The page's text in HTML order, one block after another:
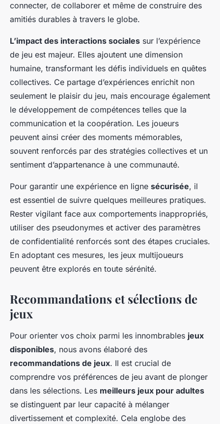
connecter, de collaborer et même de construire des
amitiés durables à travers le globe.
L’impact des interactions sociales sur l’expérience
de jeu est majeur. Elles ajoutent une dimension
humaine, transformant les défis individuels en quêtes
collectives. Ce partage d’expériences enrichit non
seulement le plaisir du jeu, mais encourage également
le développement de compétences telles que la
communication et la coopération. Les joueurs
peuvent ainsi créer des moments mémorables,
souvent renforcés par des stratégies collectives et un
sentiment d’appartenance à une communauté.
Pour garantir une expérience en ligne sécurisée, il
est essentiel de suivre quelques meilleures pratiques.
Rester vigilant face aux comportements inappropriés,
utiliser des pseudonymes et activer des paramètres
de confidentialité renforcés sont des étapes cruciales.
En adoptant ces mesures, les jeux multijoueurs
peuvent être explorés en toute sérénité.
Recommandations et sélections de
jeux
Pour orienter vos choix parmi les innombrables jeux
disponibles, nous avons élaboré des
recommandations de jeux. Il est crucial de
comprendre vos préférences de jeu avant de plonger
dans les sélections. Les meilleurs jeux pour adultes
se distinguent par leur capacité à mélanger
divertissement et complexité. Cela englobe des